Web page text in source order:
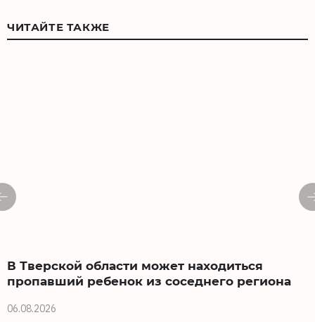
ЧИТАЙТЕ ТАКЖЕ
В Тверской области может находиться
пропавший ребенок из соседнего региона
06.08.2026